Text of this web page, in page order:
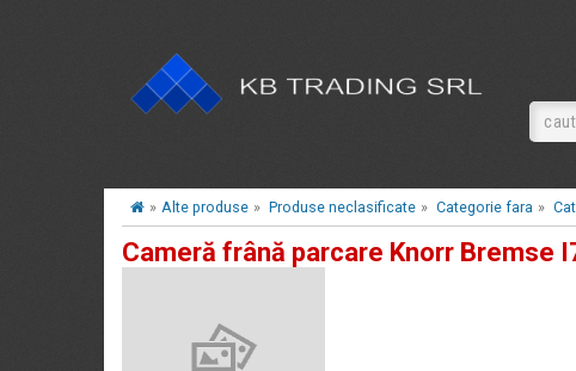
» Alte produse » Produse neclasificate » Categorie fara »
Cameră frână parcare Knorr Bremse